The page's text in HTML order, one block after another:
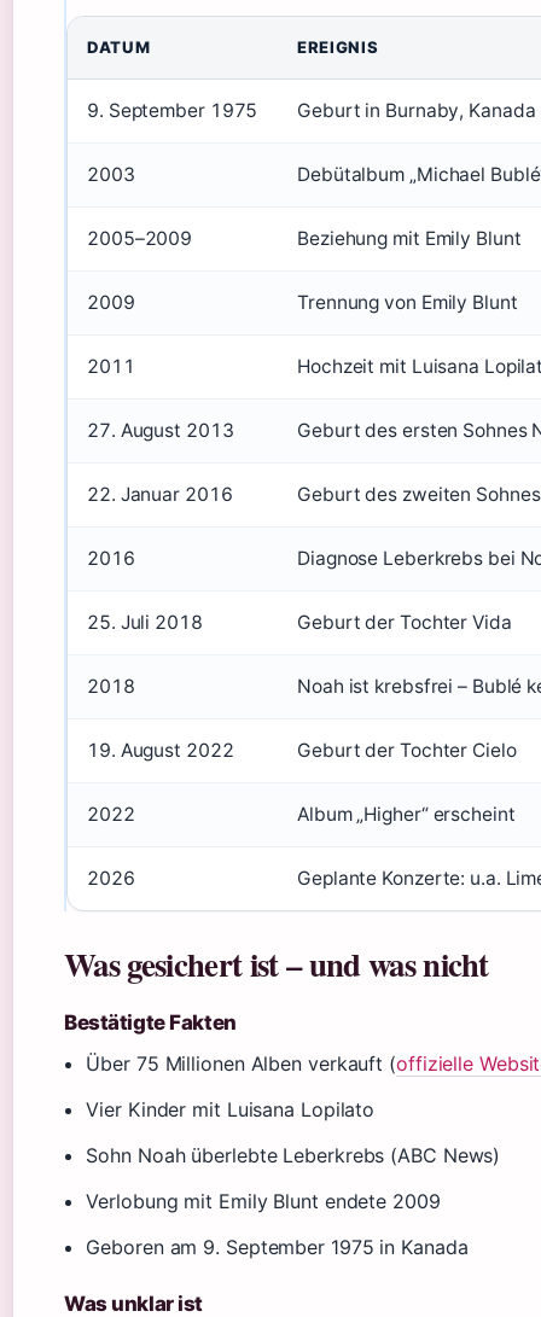
DATUM EREIGNIS
9. September 1975 Geburt in Burnaby, Kanada
2003 Debütalbum „Michael
2005–2009 Beziehung mit Emily Blunt
2009 Trennung von Emily Blunt
2011 Hochzeit mit Luisana
27. August 2013 Geburt des ersten Sohnes
22. Januar 2016 Geburt des zweiten
2016 Diagnose Leberkrebs bei
25. Juli 2018 Geburt der Tochter Vida
2018 Noah ist krebsfrei – Bublé
19. August 2022 Geburt der Tochter Cielo
2022 Album „Higher“ erscheint
2026 Geplante Konzerte: u.a.
Was gesichert ist – und was nicht
Bestätigte Fakten
Über 75 Millionen Alben verkauft (offizielle
Vier Kinder mit Luisana Lopilato
Sohn Noah überlebte Leberkrebs (ABC News)
Verlobung mit Emily Blunt endete 2009
Geboren am 9. September 1975 in Kanada
Was unklar ist